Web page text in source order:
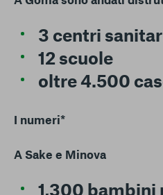
3 centri
12 scuole
oltre 4.500
I numeri*
A Sake e Minova
1,300 bambini